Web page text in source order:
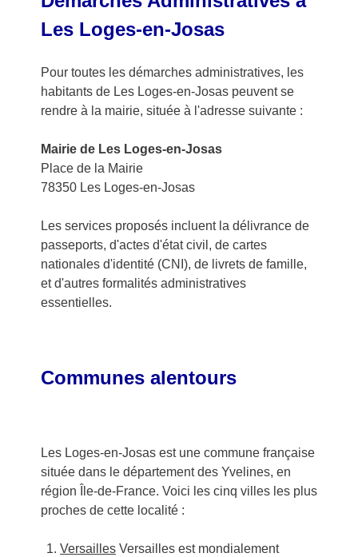
Les Loges-en-Josas
Pour toutes les démarches administratives, les
habitants de Les Loges-en-Josas peuvent se
rendre à la mairie, située à l'adresse suivante :
Mairie de Les Loges-en-Josas
Place de la Mairie
78350 Les Loges-en-Josas
Les services proposés incluent la délivrance de
passeports, d'actes d'état civil, de cartes
nationales d'identité (CNI), de livrets de famille,
et d'autres formalités administratives
essentielles.
Communes alentours
Les Loges-en-Josas est une commune française
située dans le département des Yvelines, en
région Île-de-France. Voici les cinq villes les plus
proches de cette localité :
VersaillesVersailles est mondialement